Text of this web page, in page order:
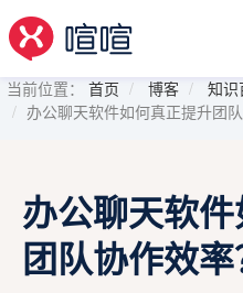
当前位置： 首页 博客
知识
办公聊天软件如何真正提升团队
办公聊天软
团队协作效率